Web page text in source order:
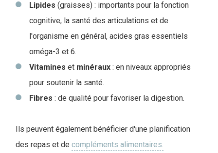
Lipides (graisses) : importants pour la fonction
cognitive, la santé des articulations et de
l'organisme en général, acides gras essentiels
oméga-3 et 6.
Vitamines et minéraux : en niveaux appropriés
pour soutenir la santé.
Fibres : de qualité pour favoriser la digestion.
Ils peuvent également bénéficier d'une planification
des repas et de compléments alimentaires.